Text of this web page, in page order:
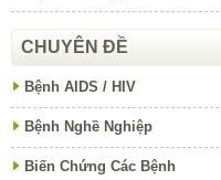
CHUYÊN ĐỀ
Bệnh AIDS / HIV
Bệnh Nghề Nghiệp
Biến Chứng Các Bệnh